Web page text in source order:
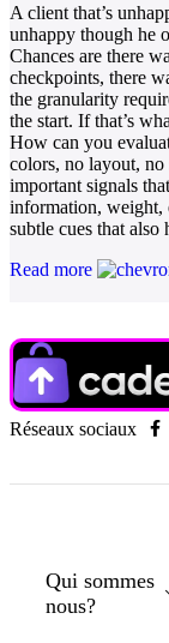
A client that’s
unhappy though he
Chances are there
checkpoints, there
the granularity
the start. If that’s
How can you
colors, no layout, no
important signals
information, weight,
subtle cues that also
Read more
Réseaux sociaux
Qui sommes
nous?